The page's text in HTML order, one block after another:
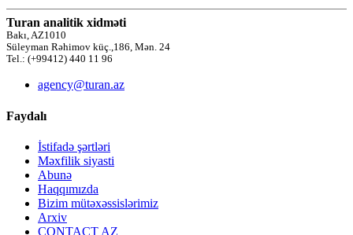
Turan analitik xidməti
Bakı, AZ1010
Süleyman Rəhimov küç.,186, Mən. 24
Tel.: (+99412) 440 11 96
agency@turan.az
Faydalı
İstifadə şərtləri
Məxfilik siyasti
Abunə
Haqqımızda
Bizim mütəxəssislərimiz
Arxiv
CONTACT AZ